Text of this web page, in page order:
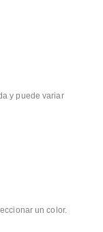
y puede variar
un color.